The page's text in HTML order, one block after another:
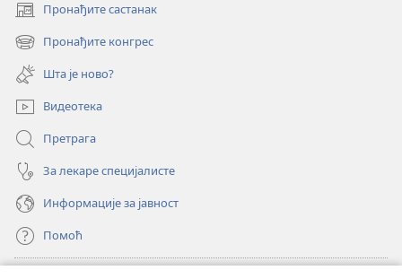
Пронађите састанак
(отвара
нови
прозор)
Пронађите конгрес
(отвара
нови
прозор)
Шта је ново?
Видеотека
Претрага
За лекаре специјалисте
Информације за јавност
Помоћ